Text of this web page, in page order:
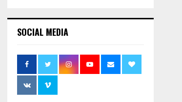
SOCIAL MEDIA